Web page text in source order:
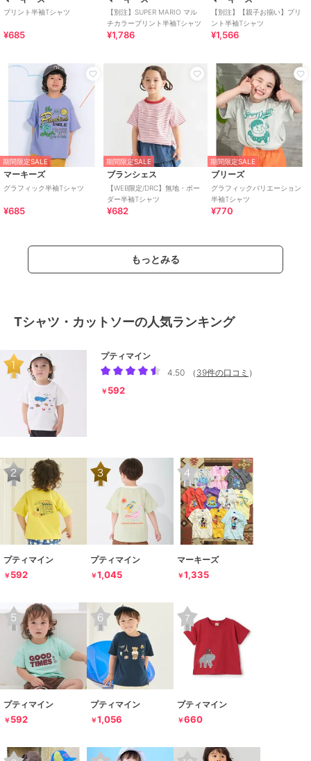
プリント半袖Tシャツ
¥685
【別注】SUPER MARIO マル
チカラープリント半袖Tシャツ
¥1,786
【別注】【親子お揃い】プリ
ント半袖Tシャツ
¥1,566
期間限定SALE
マーキーズ
グラフィック半袖Tシャツ
¥685
期間限定SALE
ブランシェス
【WEB限定/DRC】無地・ボー
ダー半袖Tシャツ
¥682
期間限定SALE
ブリーズ
グラフィックバリエーション
半袖Tシャツ
¥770
もっとみる
Tシャツ・カットソーの人気ランキング
プティマイン
4.50
（ 39件の口コミ ）
￥ 592
プティマイン
￥ 592
プティマイン
￥1,045
マーキーズ
￥1,335
プティマイン
￥ 592
プティマイン
￥1,056
プティマイン
￥660